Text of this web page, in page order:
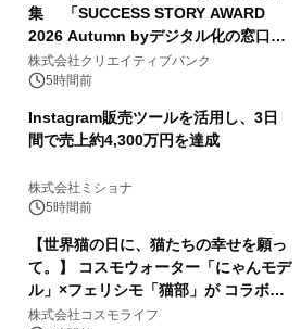
集 「SUCCESS STORY AWARD
2026 Autumn byデジタル化の窓口」
開催
株式会社クリエイティブバンク
5時間前
Instagram販売ツールを活用し、3日
間で売上約4,300万円を達成
株式会社ミショナ
5時間前
【世界猫の日に、猫たちの幸せを願っ
て。】 コスモウォーター「にゃんモデ
ル」×フェリシモ「猫部」が コラボキ
ャンペーンを実施
株式会社コスモライフ